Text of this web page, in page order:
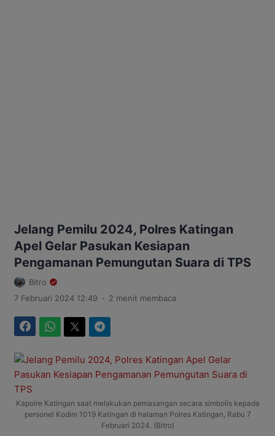
Jelang Pemilu 2024, Polres Katingan
Apel Gelar Pasukan Kesiapan
Pengamanan Pemungutan Suara di TPS
Bitro
7 Februari 2024 12:49 . 2 menit membaca
Kapolre Katingan saat melakukan pemasangan secara simbolis kepada
personel Kodim 1019 Katingan di halaman Polres Katingan, Rabu 7
Februari 2024. (Bitro)